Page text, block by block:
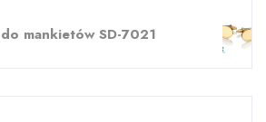
mankietów SD-7021